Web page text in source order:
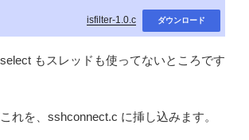
isfilter-1.0.c ダウンロード
もスレッドも使ってないところです
れを、sshconnect.c に挿し込みます。